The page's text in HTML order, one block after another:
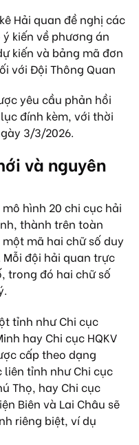
Hải quan đề nghị các
kiến về phương án
kiến và bảng mã đơn
với Đội Thông Quan
yêu cầu phản hồi
đính kèm, với thời
3/3/2026.
và nguyên
hình 20 chi cục hải
thành trên toàn
mã hai chữ số duy
đội hải quan trực
trong đó hai chữ số
tỉnh như Chi cục
hay Chi cục HQKV
cấp theo dạng
liên tỉnh như Chi cục
Thọ, hay Chi cục
Biên và Lai Châu sẽ
riêng biệt, ví dụ